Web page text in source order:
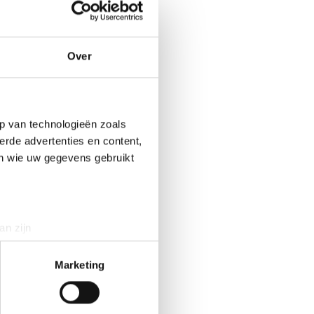
Over
van technologieën zoals
advertenties en content,
wie uw gegevens gebruikt
zijn
detailgedeeltein. U kunt uw
Marketing
het kruispunt
over te
met het
van de
vergroot
over kunnen
de
op de kruising
van de
van